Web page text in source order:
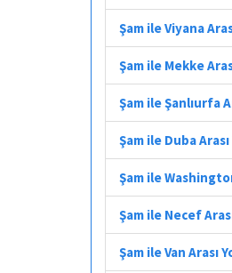
Şam ile Viyana
Şam ile Mekke
Şam ile Şanlıurfa
Şam ile Duba
Şam ile
Şam ile Necef
Şam ile Van Arası